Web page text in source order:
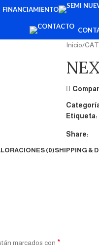
FINANCIAMIENTO
Inicio
Etiqueta:
Share:
(0)SHIPPING &
marcados con *